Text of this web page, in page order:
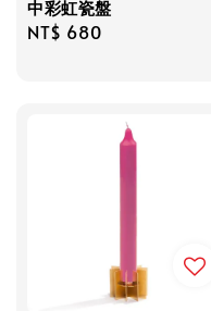
中彩虹瓷盤
Regular
NT$ 680